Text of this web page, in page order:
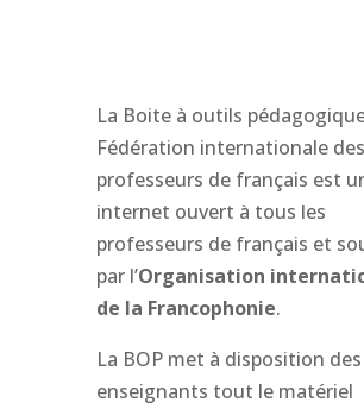
La Boite à outils
Fédération internationale des
professeurs de français est
internet ouvert à tous les
professeurs de français et
par l’Organisation
de la Francophonie.
La BOP met à disposition des
enseignants tout le matériel